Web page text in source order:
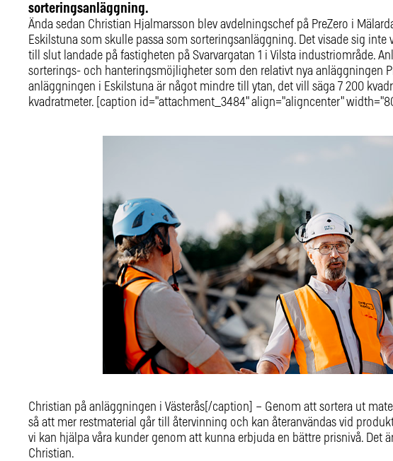
sorteringsanläggning.
Ända sedan Christian Hjalmarsson blev avdelningschef på PreZero i
Eskilstuna som skulle passa som sorteringsanläggning. Det visade sig
till slut landade på fastigheten på Svarvargatan 1 i Vilsta industriområde.
sorterings- och hanteringsmöjligheter som den relativt nya anläggningen
anläggningen i Eskilstuna är något mindre till ytan, det vill säga 7 200
kvadratmeter. [caption id="attachment_3484" align="aligncenter"
Christian på anläggningen i Västerås[/caption] – Genom att sortera ut
så att mer restmaterial går till återvinning och kan återanvändas vid
vi kan hjälpa våra kunder genom att kunna erbjuda en bättre prisnivå. Det
Christian.